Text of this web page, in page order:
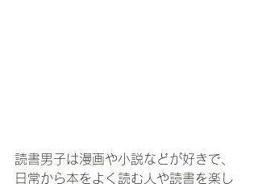
読書男子は漫画や小説などが好きで、
日常から本をよく読む人や読書を楽し